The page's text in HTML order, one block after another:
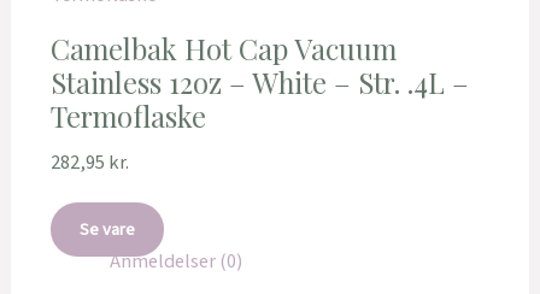
Camelbak Hot Cap Vacuum
Stainless 12oz – White – Str. .4L –
Termoflaske
282,95 kr.
Se vare
Anmeldelser (0)